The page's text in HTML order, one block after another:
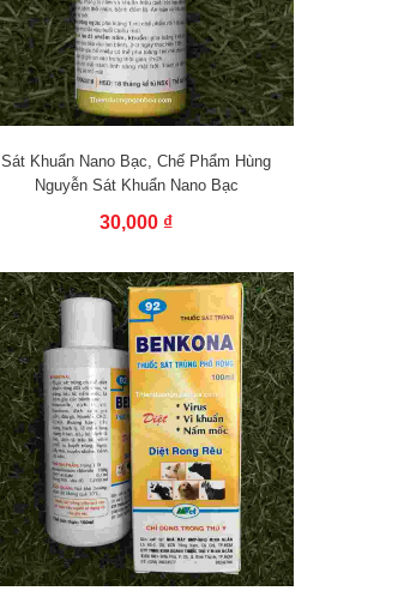
Sát Khuẩn Nano Bạc, Chế Phẩm Hùng
Nguyễn Sát Khuẩn Nano Bạc
30,000 ₫